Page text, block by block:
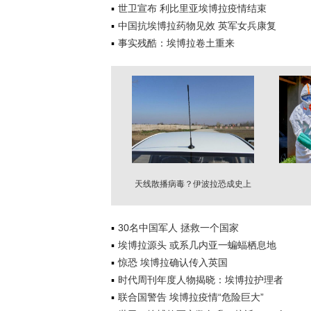
世卫宣布 利比里亚埃博拉疫情结束
中国抗埃博拉药物见效 英军女兵康复
事实残酷：埃博拉卷土重来
天线散播病毒？伊波拉恐成史上
30名中国军人 拯救一个国家
埃博拉源头 或系几内亚一蝙蝠栖息地
惊恐 埃博拉确认传入英国
时代周刊年度人物揭晓：埃博拉护理者
联合国警告 埃博拉疫情“危险巨大”